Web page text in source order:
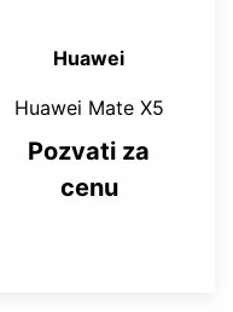
Huawei
Huawei Mate X5
Pozvati za
cenu